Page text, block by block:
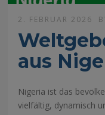
2. FEBRUAR 2026
aus
Nigeria ist das
vielfältig, dynamisch